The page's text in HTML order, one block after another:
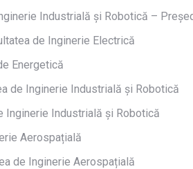
Industrială și Robotică –
de Inginerie Electrică
Energetică
de Inginerie Industrială și Robotică
Inginerie Industrială și Robotică
Aerospațială
de Inginerie Aerospațială